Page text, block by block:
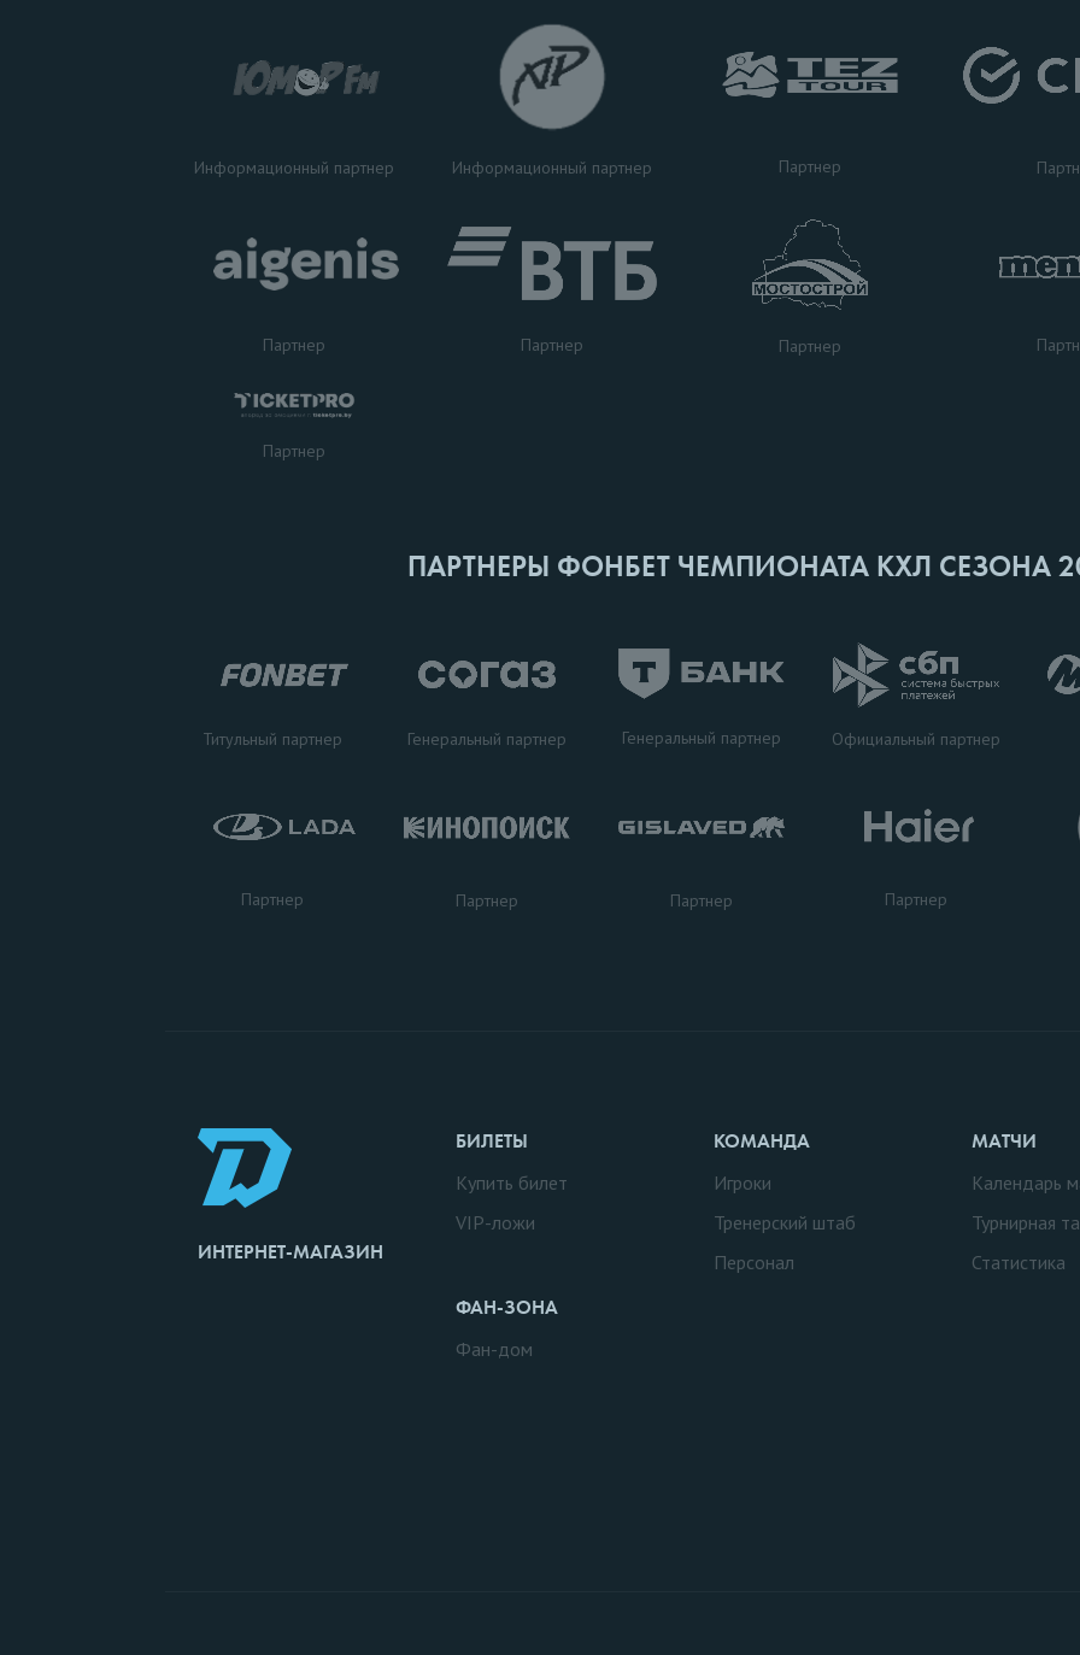
Информационный партнер Информационный партнер Партнер
Партнер Партнер Партнер
Партнер
ПАРТНЕРЫ ФОНБЕТ ЧЕМПИОНАТА КХЛ СЕЗОНА
Титульный партнер Генеральный партнер Генеральный партнер Официальный партнер
Партнер Партнер Партнер Партнер
ИНТЕРНЕТ-МАГАЗИН
БИЛЕТЫ
Купить билет
VIP-ложи
ФАН-ЗОНА
Фан-дом
КОМАНДА
Игроки
Тренерский штаб
Персонал
МАТЧИ
Календарь
Турнирная
Статистика